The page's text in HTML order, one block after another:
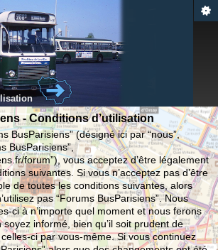
- Conditions d’utilisation
BusParisiens” (désigné ici par “nous”,
BusParisiens”,
forum”), vous acceptez d’être légalement
suivantes. Si vous n’acceptez pas d’être
de toutes les conditions suivantes, alors
pas “Forums BusParisiens”. Nous
ci à n’importe quel moment et nous ferons
informé, bien qu’il soit prudent de
ci par vous-même. Si vous continuez